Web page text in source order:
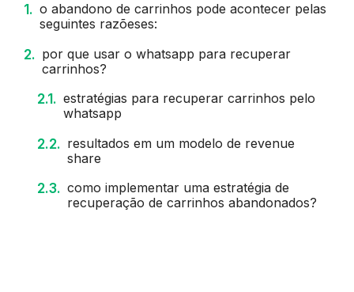
o abandono de carrinhos pode acontecer pelas
seguintes razõeses:
por que usar o whatsapp para recuperar
carrinhos?
estratégias para recuperar carrinhos pelo
whatsapp
resultados em um modelo de revenue
share
como implementar uma estratégia de
recuperação de carrinhos abandonados?